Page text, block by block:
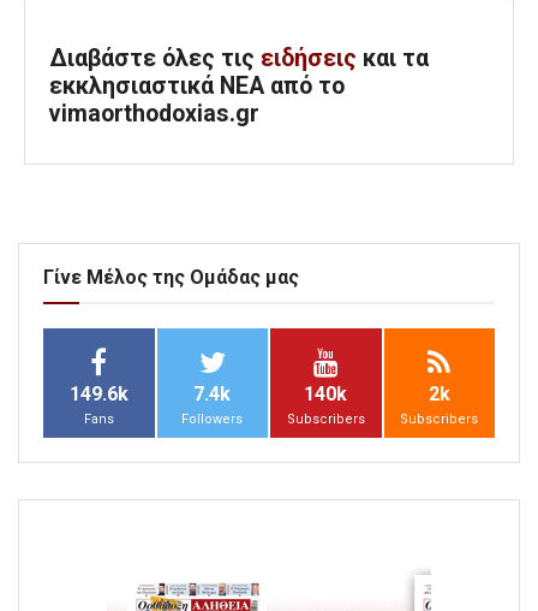
Διαβάστε όλες τις ειδήσεις και τα
εκκλησιαστικά ΝΕΑ από το
vimaorthodoxias.gr
Γίνε Μέλος της Ομάδας μας
149.6k
Fans
7.4k
Followers
140k
Subscribers
2k
Subscribers